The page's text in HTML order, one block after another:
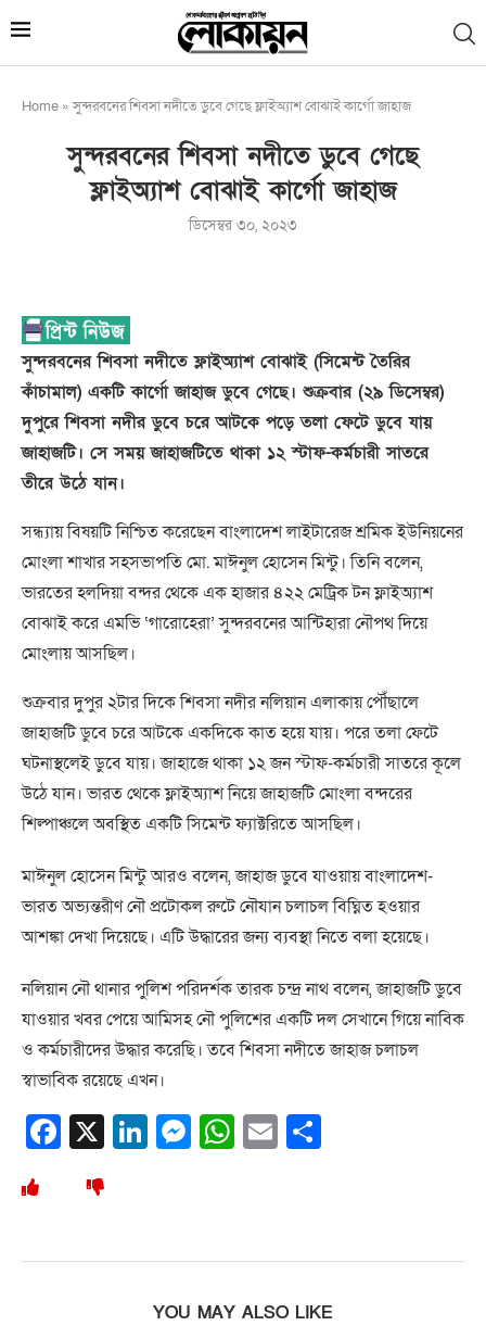
Home »সুন্দরবনের শিবসা নদীতে ডুবে গেছে ফ্লাইঅ্যাশ বোঝাই কার্গো জাহাজ
সুন্দরবনের শিবসা নদীতে ডুবে গেছে
ফ্লাইঅ্যাশ বোঝাই কার্গো জাহাজ
ডিসেম্বর ৩০, ২০২৩
সুন্দরবনের শিবসা নদীতে ফ্লাইঅ্যাশ বোঝাই (সিমেন্ট তৈরির
কাঁচামাল) একটি কার্গো জাহাজ ডুবে গেছে। শুক্রবার (২৯ ডিসেম্বর)
দুপুরে শিবসা নদীর ডুবে চরে আটকে পড়ে তলা ফেটে ডুবে যায়
জাহাজটি। সে সময় জাহাজটিতে থাকা ১২ স্টাফ-কর্মচারী সাতরে
তীরে উঠে যান।
সন্ধ্যায় বিষয়টি নিশ্চিত করেছেন বাংলাদেশ লাইটারেজ শ্রমিক ইউনিয়নের
মোংলা শাখার সহসভাপতি মো. মাঈনুল হোসেন মিন্টু। তিনি বলেন,
ভারতের হলদিয়া বন্দর থেকে এক হাজার ৪২২ মেট্রিক টন ফ্লাইঅ্যাশ
বোঝাই করে এমভি ‘গারোহেরা’ সুন্দরবনের আন্টিহারা নৌপথ দিয়ে
মোংলায় আসছিল।
শুক্রবার দুপুর ২টার দিকে শিবসা নদীর নলিয়ান এলাকায় পৌঁছালে
জাহাজটি ডুবে চরে আটকে একদিকে কাত হয়ে যায়। পরে তলা ফেটে
ঘটনাস্থলেই ডুবে যায়। জাহাজে থাকা ১২ জন স্টাফ-কর্মচারী সাতরে কূলে
উঠে যান। ভারত থেকে ফ্লাইঅ্যাশ নিয়ে জাহাজটি মোংলা বন্দরের
শিল্পাঞ্চলে অবস্থিত একটি সিমেন্ট ফ্যাক্টরিতে আসছিল।
মাঈনুল হোসেন মিন্টু আরও বলেন, জাহাজ ডুবে যাওয়ায় বাংলাদেশ-
ভারত অভ্যন্তরীণ নৌ প্রটোকল রুটে নৌযান চলাচল বিঘ্নিত হওয়ার
আশঙ্কা দেখা দিয়েছে। এটি উদ্ধারের জন্য ব্যবস্থা নিতে বলা হয়েছে।
নলিয়ান নৌ থানার পুলিশ পরিদর্শক তারক চন্দ্র নাথ বলেন, জাহাজটি ডুবে
যাওয়ার খবর পেয়ে আমিসহ নৌ পুলিশের একটি দল সেখানে গিয়ে নাবিক
ও কর্মচারীদের উদ্ধার করেছি। তবে শিবসা নদীতে জাহাজ চলাচল
স্বাভাবিক রয়েছে এখন।
Facebook
X LinkedIn
Messenger
WhatsApp
Email
YOU MAY ALSO LIKE